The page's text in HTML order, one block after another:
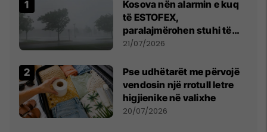
Kosova nën alarmin e kuq
të ESTOFEX,
paralajmërohen stuhi të
fuqishme me breshër dhe
21/07/2026
Pse udhëtarët me përvojë
vendosin një rrotull letre
higjienike në valixhe
20/07/2026